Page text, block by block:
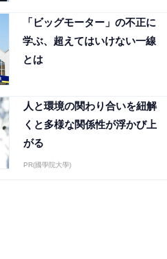
「ビッグモーター」の不正に
学ぶ、超えてはいけない一線
とは
人と環境の関わり合いを紐解
くと多様な関係性が浮かび上
がる
PR(國學院大學)